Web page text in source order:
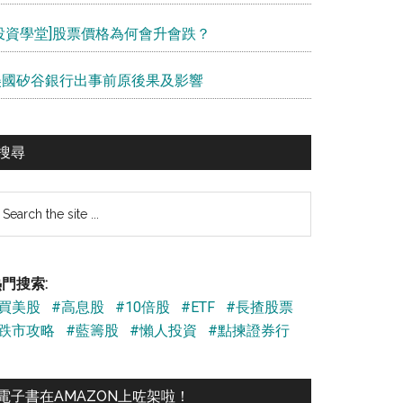
資學堂]股票價格為何會升會跌？
矽谷銀行出事前原後果及影響
尋
搜索:
美股
#高息股 #10倍股 #ETF
#長揸股票
市攻略
#藍籌股 #懶人投資 #點揀證券行
子書在AMAZON上咗架啦！